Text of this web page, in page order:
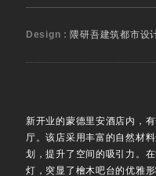
Design : 隈研吾建筑都市设
新开业的蒙德里安酒店内，
厅。该店采用丰富的自然材
划，提升了空间的吸引力。
灯，突显了檜木吧台的优雅